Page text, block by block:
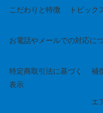
こだわりと特徴 トピック
お電話やメールでの対応に
特定商取引法に基づく
表示
補
エ